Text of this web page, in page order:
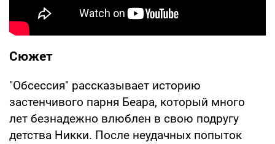
Сюжет
"Обсессия" рассказывает историю
застенчивого парня Беара, который много
лет безнадежно влюблен в свою подругу
детства Никки. После неудачных попыток